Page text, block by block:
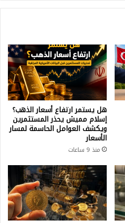
هل يستمر ارتفاع أسعار الذهب؟
إسلام مميش يحذر المستثمرين
ويكشف العوامل الحاسمة لمسار
الأسعار
منذ 9 ساعات